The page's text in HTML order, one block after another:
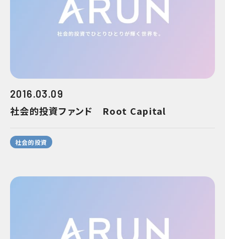
2016.03.09
社会的投資ファンド Root Capital
社会的投資